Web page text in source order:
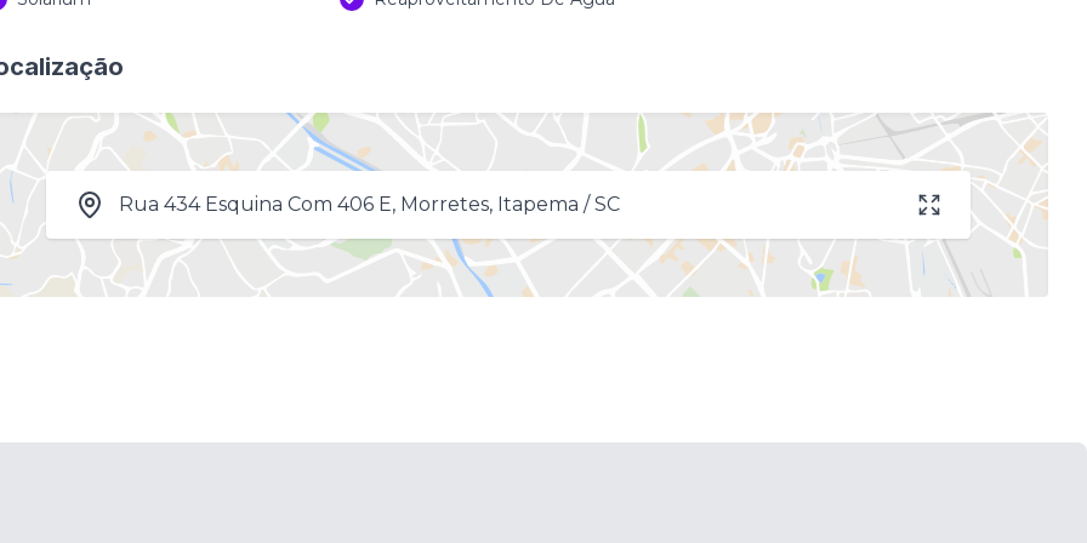
Rua 434 Esquina Com 406 E, Morretes, Itapema / SC